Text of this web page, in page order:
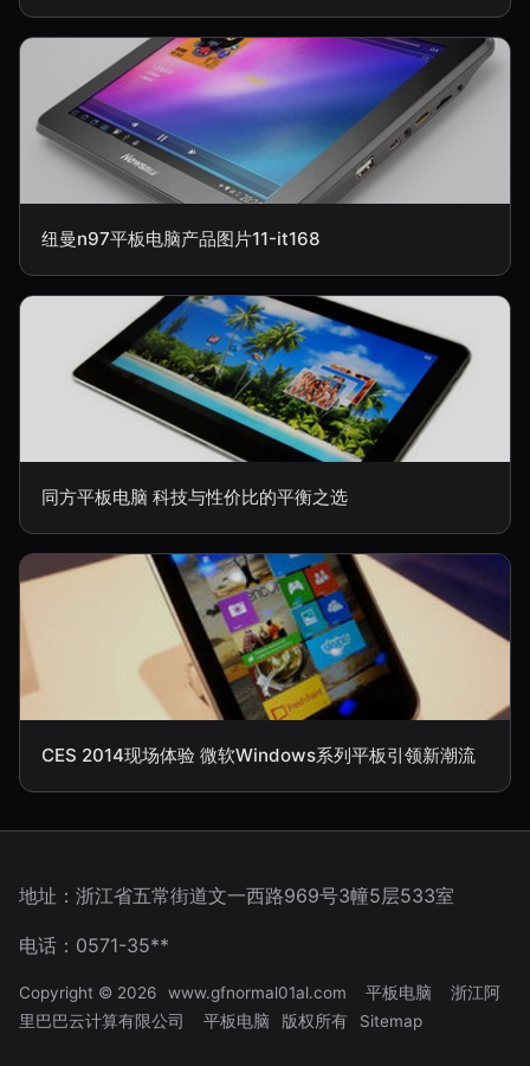
纽曼n97平板电脑产品图片11-it168
同方平板电脑 科技与性价比的平衡之选
CES 2014现场体验 微软Windows系列平板引领新潮流
地址：浙江省五常街道文一西路969号3幢5层533室
电话：0571-35**
Copyright © 2026 www.gfnormal01al.com 平板电脑
浙江阿
里巴巴云计算有限公司
平板电脑 版权所有 Sitemap